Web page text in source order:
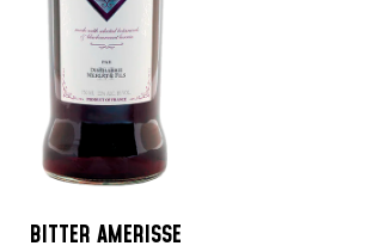
BITTER AMERISSE